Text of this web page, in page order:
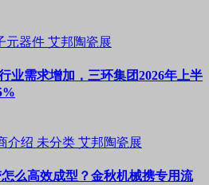
元器件 艾邦陶瓷展
业需求增加，三环集团2026年上半
介绍 未分类 艾邦陶瓷展
么高效成型？金秋机械携专用流